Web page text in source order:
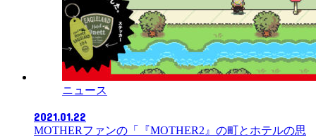
ニュース
2021.01.22
MOTHERファンの「『MOTHER2』の町とホテルの思